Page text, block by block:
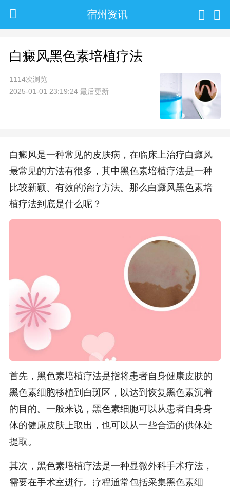
宿州资讯
白癜风黑色素培植疗法
1114次浏览
2025-01-01 23:19:24 最后更新
白癜风是一种常见的皮肤病，在临床上治疗白癜风
最常见的方法有很多，其中黑色素培植疗法是一种
比较新颖、有效的治疗方法。那么白癜风黑色素培
植疗法到底是什么呢？
首先，黑色素培植疗法是指将患者自身健康皮肤的
黑色素细胞移植到白斑区，以达到恢复黑色素沉着
的目的。一般来说，黑色素细胞可以从患者自身身
体的健康皮肤上取出，也可以从一些合适的供体处
提取。
其次，黑色素培植疗法是一种显微外科手术疗法，
需要在手术室进行。疗程通常包括采集黑色素细